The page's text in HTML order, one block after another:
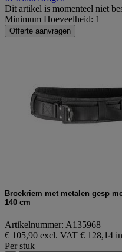
Dit artikel is momenteel niet
Minimum Hoeveelheid: 1
Offerte aanvragen
Broekriem met metalen gesp
140 cm
Artikelnummer: A135968
€ 105,90 excl. VAT € 128,14
Per stuk